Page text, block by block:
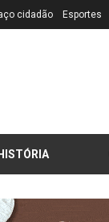
cidadão Esportes